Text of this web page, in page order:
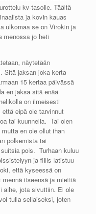
kv-tasolle. Täältä
ja kovin kauas
ulkomaa se on Virokin ja
menossa jo heti
näytetään
Sitä jaksan joka kerta
15 kertaa päivässä
en jaksa sitä enää
on ilmeisesti
eipä ole tarvinnut
tai kuunnella. Tai olen
en ole ollut ihan
polkemista tai
pois. Turhaan kuluu
ja fiilis latistuu
että kyseessä on
itseensä ja miettiä
aihe, jota sivuttiin. Ei ole
tulla sellaiseksi, joten